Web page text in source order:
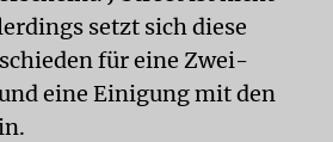
setzt sich diese
für eine Zwei-
eine Einigung mit den